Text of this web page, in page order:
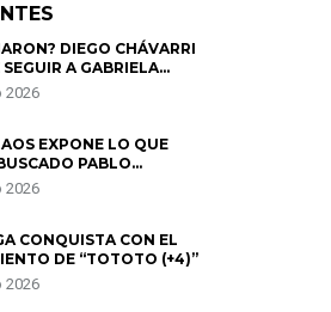
DIEGO CHÁVARRI
A GABRIELA
Y ANUNCIA SU SALIDA
2026
EXPONE LO QUE
PABLO
ALE FULLER: “UNA
QUERÍA EL
2026
CONQUISTA CON EL
DE “TOTOTO (+4)”
2026